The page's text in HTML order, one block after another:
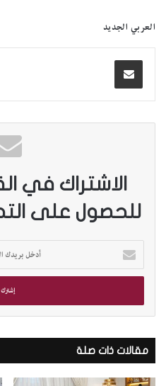
العربي الجديد
الاشتراك في
للحصول على
خ
ب
ي
د
ك
ا
مقالات ذات صلة